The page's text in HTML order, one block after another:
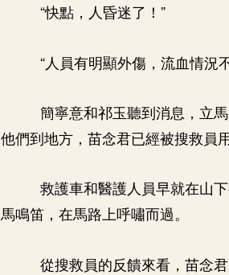
“快點，人昏迷了！”
“人員有明顯外傷，流血情況
簡寧意和祁玉聽到消息，立
他們到地方，苗念君已經被搜救員
救護車和醫護人員早就在山
馬鳴笛，在馬路上呼嘯而過。
從搜救員的反饋來看，苗念